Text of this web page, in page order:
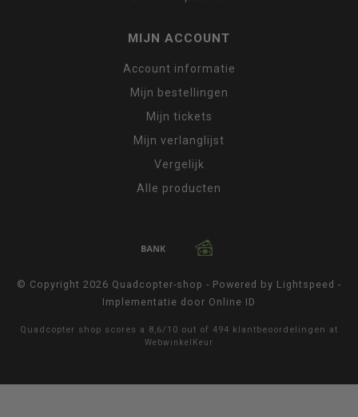
MIJN ACCOUNT
Account informatie
Mijn bestellingen
Mijn tickets
Mijn verlanglijst
Vergelijk
Alle producten
© Copyright 2026 Quadcopter-shop - Powered by Lightspeed -
Implementatie door Online ID
Quadcopter shop scores a 8,6/ 10 out of 494 klantbeoordelingen at
WebwinkelKeur